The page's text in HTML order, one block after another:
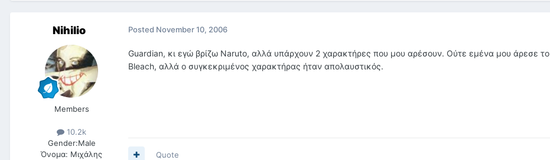
Nihilio
Members
10.2k
Gender:Male
Όνομα: Μιχάλης
Posted November 10, 2006
Guardian, κι εγώ βρίζω Naruto, αλλά υπάρχουν 2 χαρακτήρες που μου αρέσουν. Ούτε εμένα μου άρεσε το
Bleach, αλλά ο συγκεκριμένος χαρακτήρας ήταν απολαυστικός.
Quote